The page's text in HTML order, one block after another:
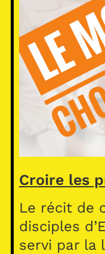
Croire les
Le récit de
disciples
servi par la